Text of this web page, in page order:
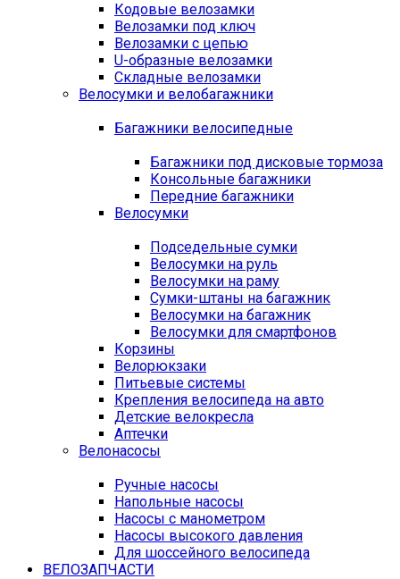
Кодовые велозамки
Велозамки под ключ
Велозамки с цепью
U-образные велозамки
Складные велозамки
Велосумки и велобагажники
Багажники велосипедные
Багажники под дисковые тормоза
Консольные багажники
Передние багажники
Велосумки
Подседельные сумки
Велосумки на руль
Велосумки на раму
Сумки-штаны на багажник
Велосумки на багажник
Велосумки для смартфонов
Корзины
Велорюкзаки
Питьевые системы
Крепления велосипеда на авто
Детские велокресла
Аптечки
Велонасосы
Ручные насосы
Напольные насосы
Насосы с манометром
Насосы высокого давления
Для шоссейного велосипеда
ВЕЛОЗАПЧАСТИ